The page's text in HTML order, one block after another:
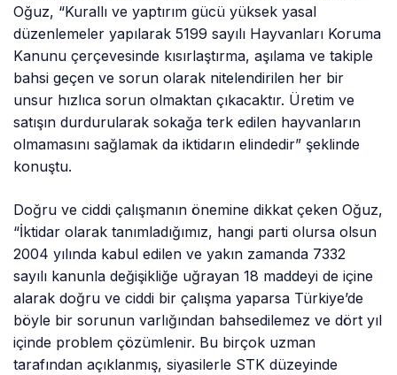
Oğuz, “Kurallı ve yaptırım gücü yüksek yasal
düzenlemeler yapılarak 5199 sayılı Hayvanları Koruma
Kanunu çerçevesinde kısırlaştırma, aşılama ve takiple
bahsi geçen ve sorun olarak nitelendirilen her bir
unsur hızlıca sorun olmaktan çıkacaktır. Üretim ve
satışın durdurularak sokağa terk edilen hayvanların
olmamasını sağlamak da iktidarın elindedir” şeklinde
konuştu.
Doğru ve ciddi çalışmanın önemine dikkat çeken Oğuz,
“İktidar olarak tanımladığımız, hangi parti olursa olsun
2004 yılında kabul edilen ve yakın zamanda 7332
sayılı kanunla değişikliğe uğrayan 18 maddeyi de içine
alarak doğru ve ciddi bir çalışma yaparsa Türkiye’de
böyle bir sorunun varlığından bahsedilemez ve dört yıl
içinde problem çözümlenir. Bu birçok uzman
tarafından açıklanmış, siyasilerle STK düzeyinde